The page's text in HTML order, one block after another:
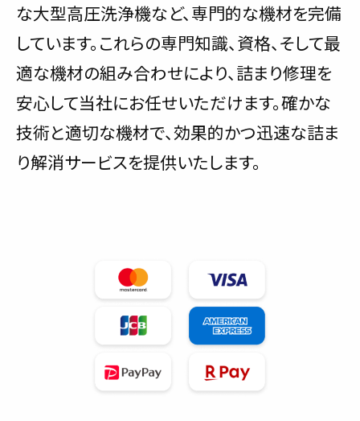
な大型高圧洗浄機など、専門的な機材を完備
しています。これらの専門知識、資格、そして最
適な機材の組み合わせにより、詰まり修理を
安心して当社にお任せいただけます。確かな
技術と適切な機材で、効果的かつ迅速な詰ま
り解消サービスを提供いたします。